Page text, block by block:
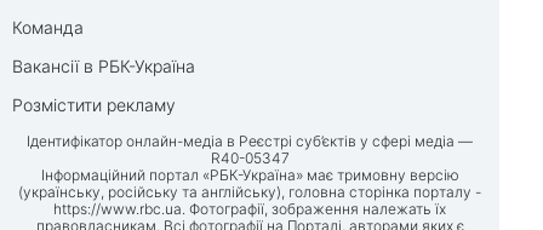
Команда
Вакансії в РБК-Україна
Розмістити рекламу
Ідентифікатор онлайн-медіа в Реєстрі суб’єктів у сфері медіа —
R40-05347
Інформаційний портал «РБК-Україна» має тримовну версію
(українську, російську та англійську), головна сторінка порталу -
https://www.rbc.ua. Фотографії, зображення належать їх
правовласникам. Всі фотографії на Порталі, авторами яких є